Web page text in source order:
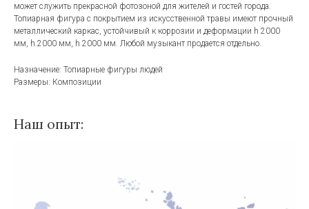
может служить прекрасной фотозоной для жителей и гостей города.
Топиарная фигура с покрытием из искусственной травы имеют прочный
металлический каркас, устойчивый к коррозии и деформации h 2000
мм, h 2000 мм, h 2000 мм. Любой музыкант продается отдельно.
Назначение: Топиарные фигуры людей
Размеры: Композиции
Наш опыт: